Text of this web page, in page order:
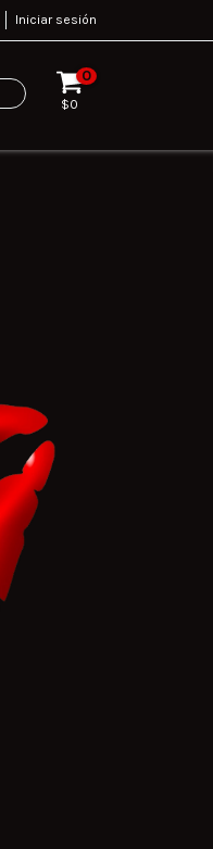
Iniciar sesión
0
$0